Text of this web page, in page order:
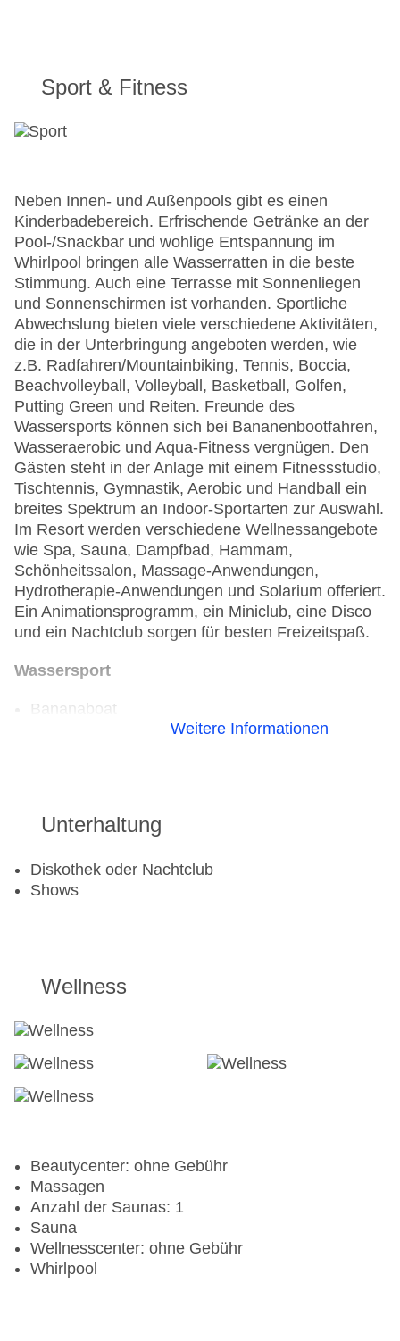
Sport & Fitness
Neben Innen- und Außenpools gibt es einen
Kinderbadebereich. Erfrischende Getränke an der
Pool-/Snackbar und wohlige Entspannung im
Whirlpool bringen alle Wasserratten in die beste
Stimmung. Auch eine Terrasse mit Sonnenliegen
und Sonnenschirmen ist vorhanden. Sportliche
Abwechslung bieten viele verschiedene Aktivitäten,
die in der Unterbringung angeboten werden, wie
z.B. Radfahren/Mountainbiking, Tennis, Boccia,
Beachvolleyball, Volleyball, Basketball, Golfen,
Putting Green und Reiten. Freunde des
Wassersports können sich bei Bananenbootfahren,
Wasseraerobic und Aqua-Fitness vergnügen. Den
Gästen steht in der Anlage mit einem Fitnessstudio,
Tischtennis, Gymnastik, Aerobic und Handball ein
breites Spektrum an Indoor-Sportarten zur Auswahl.
Im Resort werden verschiedene Wellnessangebote
wie Spa, Sauna, Dampfbad, Hammam,
Schönheitssalon, Massage-Anwendungen,
Hydrotherapie-Anwendungen und Solarium offeriert.
Ein Animationsprogramm, ein Miniclub, eine Disco
und ein Nachtclub sorgen für besten Freizeitspaß.
Wassersport
Bananaboat
Aerobic
Fahrradverleih
Fitnessraum
Weitere Informationen
Unterhaltung
Diskothek oder Nachtclub
Shows
Wellness
Beautycenter: ohne Gebühr
Massagen
Anzahl der Saunas: 1
Sauna
Wellnesscenter: ohne Gebühr
Whirlpool